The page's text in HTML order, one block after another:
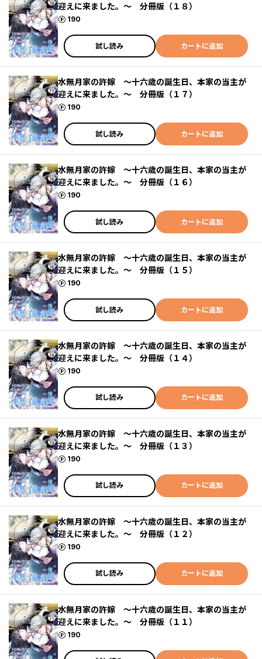
迎えに来ました。～ 分冊版（１８）
190
ポイント
試し読み カートに追加
水無月家の許嫁 ～十六歳の誕生日、本家の当主が
迎えに来ました。～ 分冊版（１７）
190
ポイント
試し読み カートに追加
水無月家の許嫁 ～十六歳の誕生日、本家の当主が
迎えに来ました。～ 分冊版（１６）
190
ポイント
試し読み カートに追加
水無月家の許嫁 ～十六歳の誕生日、本家の当主が
迎えに来ました。～ 分冊版（１５）
190
ポイント
試し読み カートに追加
水無月家の許嫁 ～十六歳の誕生日、本家の当主が
迎えに来ました。～ 分冊版（１４）
190
ポイント
試し読み カートに追加
水無月家の許嫁 ～十六歳の誕生日、本家の当主が
迎えに来ました。～ 分冊版（１３）
190
ポイント
試し読み カートに追加
水無月家の許嫁 ～十六歳の誕生日、本家の当主が
迎えに来ました。～ 分冊版（１２）
190
ポイント
試し読み カートに追加
水無月家の許嫁 ～十六歳の誕生日、本家の当主が
迎えに来ました。～ 分冊版（１１）
190
ポイント